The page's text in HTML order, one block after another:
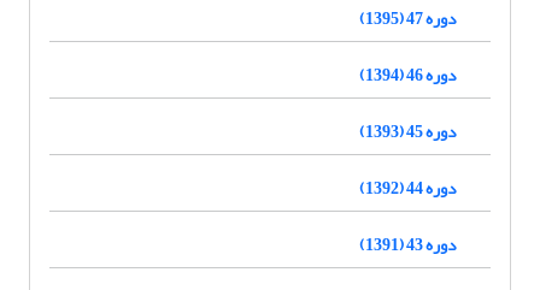
دوره 47 (1395)
دوره 46 (1394)
دوره 45 (1393)
دوره 44 (1392)
دوره 43 (1391)